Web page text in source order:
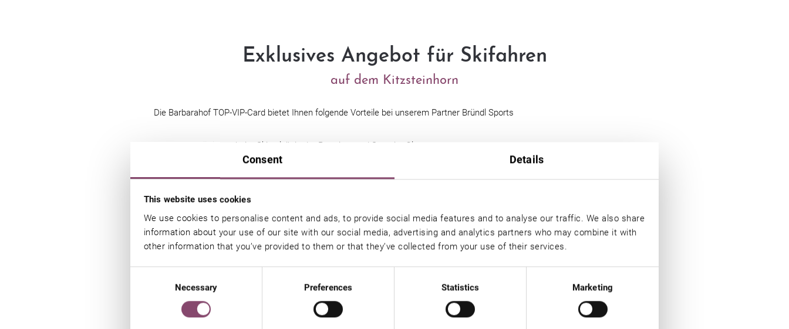
Consent Details
This website uses cookies
We use cookies to personalise content and ads, to provide social media features and to analyse our traffic. We also share
information about your use of our site with our social media, advertising and analytics partners who may combine it with
other information that you’ve provided to them or that they’ve collected from your use of their services.
Necessary Preferences Statistics Marketing
Exklusives Angebot für Skifahren
auf dem Kitzsteinhorn
Die Barbarahof TOP-VIP-Card bietet Ihnen folgende Vorteile bei unserem Partner Bründl Sports
Ermäßigung beim Skiverleih in der Premium und Superior Class
Ermäßigung beim Skiverleih in der Economy Class
1 Tag Testski gratis
5 %Ermäßigung beim Shoppen im Bründl Sports Mainstore Sportshop und bei Mode Moreau
Kostenloses Skidepot bei Sport Bründl am Gletscher (nur bei Skiverleih).
können jederzeit in allen Filialen unkompliziert tauschen.